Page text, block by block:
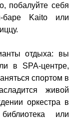
побалуйте себя
баре Kaito или
отдыха: вы
в SPA-центре,
спортом в
живой
оркестра в
или